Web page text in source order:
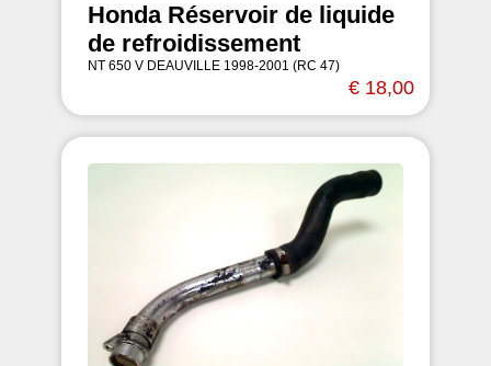
Honda Réservoir de liquide
de refroidissement
NT 650 V DEAUVILLE 1998-2001 (RC 47)
€ 18,00